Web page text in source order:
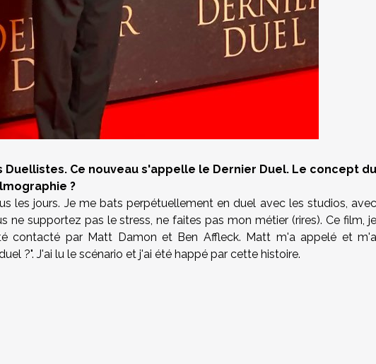
Ce nouveau s'appelle le Dernier Duel. Le concept du
?
les jours. Je me bats perpétuellement en duel avec les studios,
ne supportez pas le stress, ne faites pas mon métier (rires). Ce film, je
contacté par Matt Damon et Ben Affleck. Matt m'a appelé et m'a
?". J'ai lu le scénario et j'ai été happé par cette histoire.